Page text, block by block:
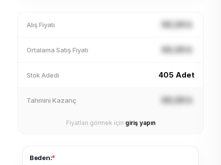
Alış Fiyatı XX,XX ₺
Ortalama Satış Fiyatı XX,XX ₺
Stok Adedi 405 Adet
Tahmini Kazanç XX,XX ₺
Fiyatları görmek için giriş yapın
Beden:*